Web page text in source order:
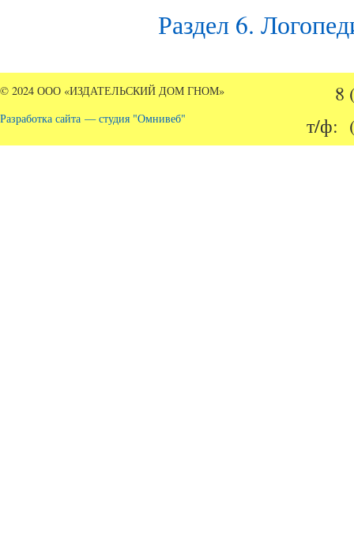
Раздел 6.
© 2024 ООО «ИЗДАТЕЛЬСКИЙ ДОМ ГНОМ»
Разработка сайта — студия "Омнивеб"
8
т/ф: